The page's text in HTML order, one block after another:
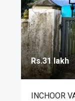
Rs.31 lakh
INCHOOR